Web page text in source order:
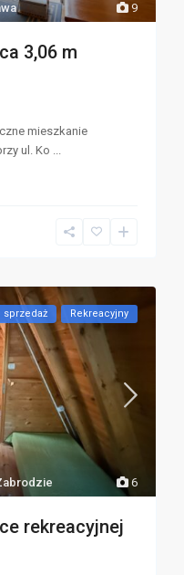
9
3,06 m
mieszkanie
ul. Ko ...
6
sprzedaż Rekreacyjny
rekreacyjnej